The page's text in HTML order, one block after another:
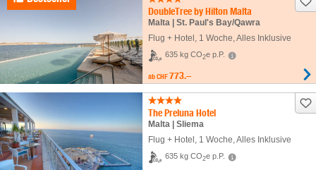
DoubleTree by Hilton Malta
Malta | St. Paul's Bay/Qawra
Flug + Hotel , 1 Woche, Alles Inklusive
635 kg CO2e p.P.
ab CHF 773.–
The Preluna Hotel
Malta | Sliema
Flug + Hotel 1 Woche , Alles Inklusive
635 kg CO2e p.P.